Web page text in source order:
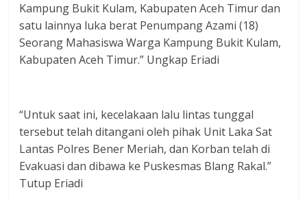
Kampung Bukit Kulam, Kabupaten Aceh Timur dan
satu lainnya luka berat Penumpang Azami (18)
Seorang Mahasiswa Warga Kampung Bukit Kulam,
Kabupaten Aceh Timur.” Ungkap Eriadi
“Untuk saat ini, kecelakaan lalu lintas tunggal
tersebut telah ditangani oleh pihak Unit Laka Sat
Lantas Polres Bener Meriah, dan Korban telah di
Evakuasi dan dibawa ke Puskesmas Blang Rakal.”
Tutup Eriadi